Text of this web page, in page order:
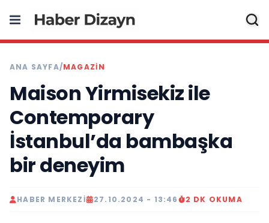
ANA SAYFA/MAGAZIN
Maison Yirmisekiz ile
Contemporary
İstanbul’da bambaşka
bir deneyim
HABER MERKEZI 27.10.2024 - 13:46 2 DK OKUMA